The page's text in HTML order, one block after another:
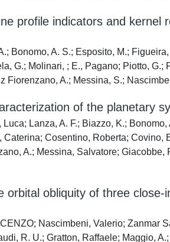
profile indicators and
Bonomo, A. S.; Esposito, M.;
G.; Molinari, ; E., Pagano; Piotto, G.;
A.; Messina, S.;
of the planetary
Lanza, A. F.; Biazzo, K.;
Cosentino, Roberta; Covino,
A.; Messina, Salvatore;
obliquity of three
Nascimbeni, Valerio; Zanmar
R. U.; Gratton, Raffaele; Maggio,